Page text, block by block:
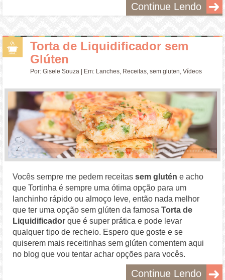
Continue Lendo
Torta de Liquidificador sem
Glúten
Por:Gisele Souza | Em: Lanches Receitas ,sem gluten ,Vídeos
Vocês sempre me pedem receitassem glutén e acho
que Tortinha é sempre uma ótima opção para um
lanchinho rápido ou almoço leve, então nada melhor
que ter uma opção sem glúten da famosa Torta de
Liquidificador que é super prática e pode levar
qualquer tipo de recheio. Espero que goste e se
quiserem mais receitinhas sem glúten comentem aqui
no blog que vou tentar achar opções para vocês.
Continue Lendo